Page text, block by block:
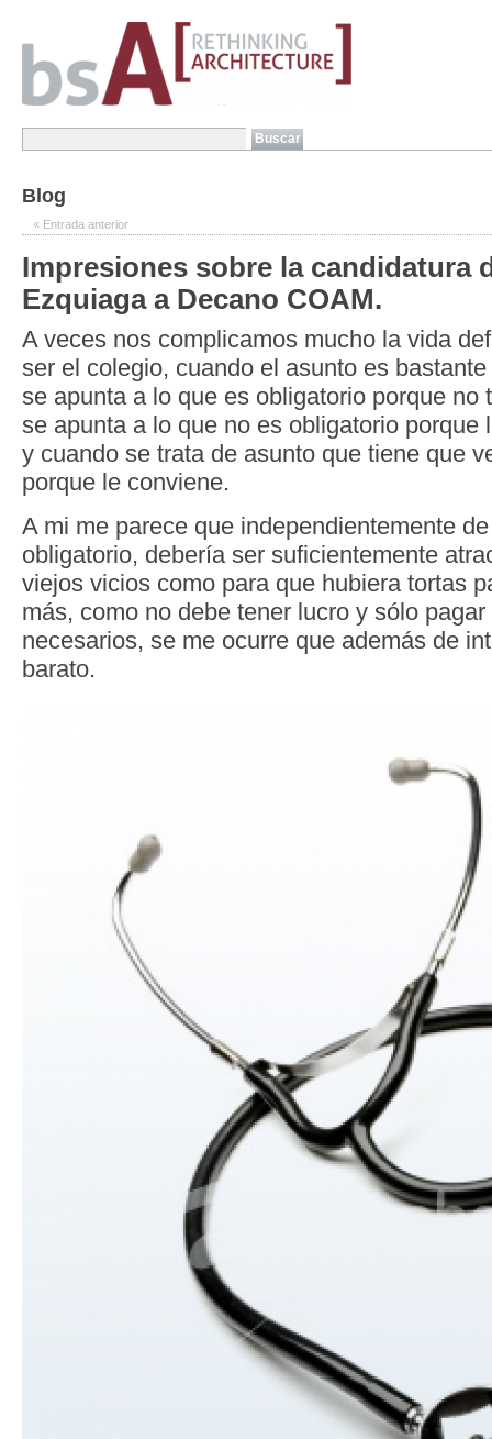
Blog
« Entrada anterior
Impresiones sobre la candidatura
Ezquiaga a Decano COAM.
A veces nos complicamos mucho la vida
ser el colegio, cuando el asunto es
se apunta a lo que es obligatorio porque no
se apunta a lo que no es obligatorio porque
y cuando se trata de asunto que tiene que
porque le conviene.
A mi me parece que independientemente
obligatorio, debería ser suficientemente
viejos vicios como para que hubiera tortas
más, como no debe tener lucro y sólo
necesarios, se me ocurre que además de
barato.